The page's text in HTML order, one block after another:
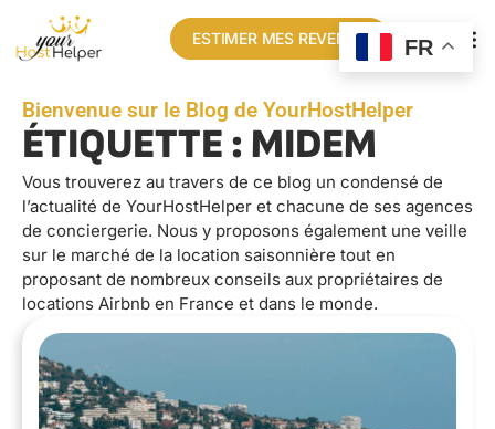
ESTIMER MES REVENUS
Bienvenue sur le Blog de YourHostHelper
ÉTIQUETTE : MIDEM
Vous trouverez au travers de ce blog un condensé de
l’actualité de YourHostHelper et chacune de ses agences
de conciergerie. Nous y proposons également une veille
sur le marché de la location saisonnière tout en
proposant de nombreux conseils aux propriétaires de
locations Airbnb en France et dans le monde.
FR